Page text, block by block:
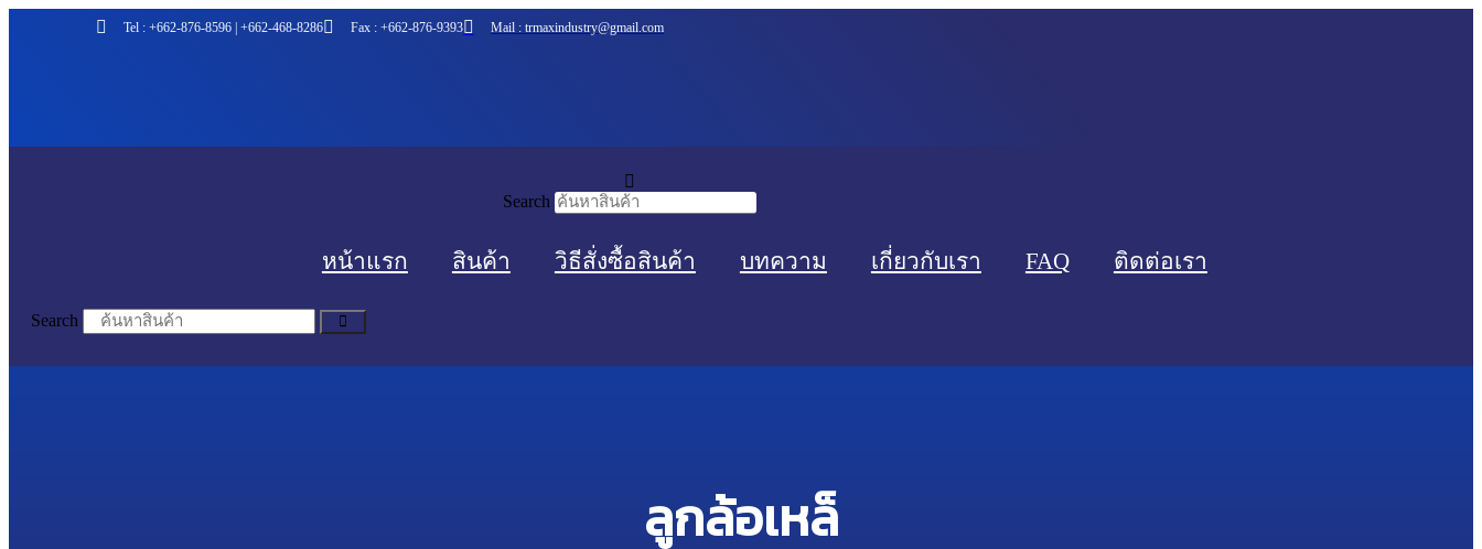
Tel : +662-876-8596 | +662-468-8286 Fax : +662-876-9393 Mail : trmaxindustry@gmail.com
Search
หน้าแรก สินค้า วิธีสั่งซื้อสินค้า บทความ เกี่ยวกับเรา FAQ ติดต่อเรา
Search
ลูกล้อเหล็